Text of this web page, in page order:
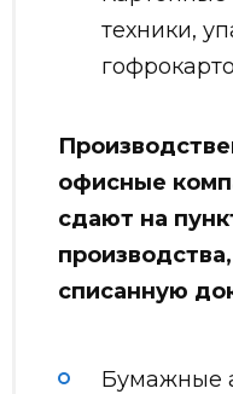
техники,
офисные
сдают на
списанную
Бумажные